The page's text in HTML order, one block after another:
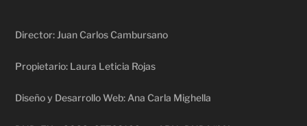
Director: Juan Carlos Cambursano
Propietario: Laura Leticia Rojas
Diseño y Desarrollo Web: Ana Carla Mighella